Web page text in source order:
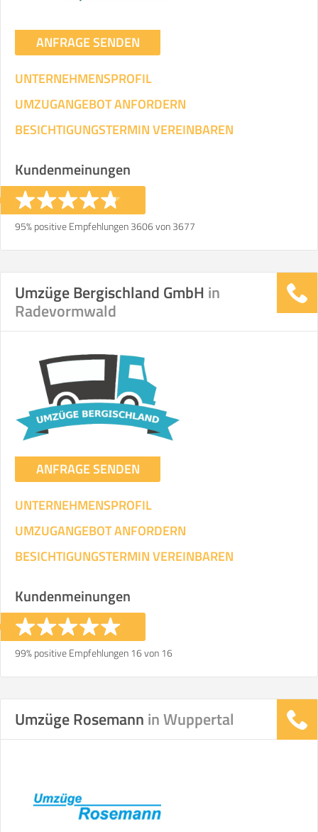
ANFRAGE SENDEN
UNTERNEHMENSPROFIL
UMZUGANGEBOT ANFORDERN
BESICHTIGUNGSTERMIN VEREINBAREN
Kundenmeinungen
95% positive Empfehlungen 3606 von 3677
Umzüge Bergischland GmbH in
Radevormwald
ANFRAGE SENDEN
UNTERNEHMENSPROFIL
UMZUGANGEBOT ANFORDERN
BESICHTIGUNGSTERMIN VEREINBAREN
Kundenmeinungen
99% positive Empfehlungen 16 von 16
Umzüge Rosemann in Wuppertal